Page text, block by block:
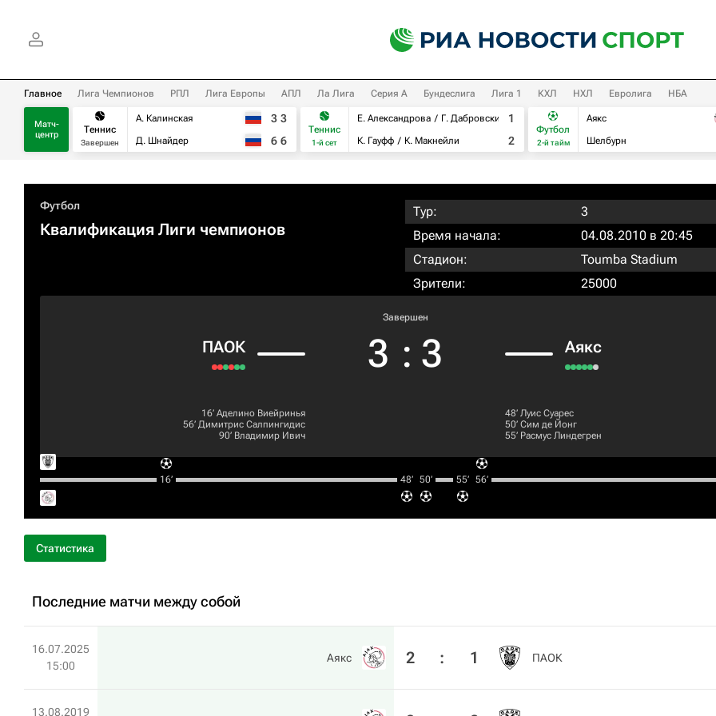
Главное Лига Чемпионов РПЛ Лига Европы АПЛ Ла Лига Серия А Бундеслига Лига 1 КХЛ НХЛ Евролига НБА
Матч-
центр
Теннис
Завершен
А. Калинская
Д. Шнайдер
3 3
6 6
Теннис
1-й сет
Е. Александрова
Г. Дабровски
К. Гауфф
К. Макнейли
1
2
Футбол
2-й тайм
Аякс
Шелбурн
Футбол
Квалификация Лиги чемпионов
Тур:
3
Время начала:
04.08.2010 в 20:45
Стадион:
Toumba Stadium
Зрители:
25000
ПАОК
Завершен
3 : 3 Аякс
16‎’‎ Аделино Виейринья
56‎’‎ Димитрис Салпингидис
90‎’‎ Владимир Ивич
48‎’‎ Луис Суарес
50‎’‎ Сим де Йонг
55‎’‎ Расмус Линдегрен
16‎’‎ 48‎’‎ 50‎’‎ 55‎’‎ 56‎’‎
Статистика
Последние матчи между собой
16.07.2025
15:00
Аякс 2 : 1 ПАОК
13.08.2019